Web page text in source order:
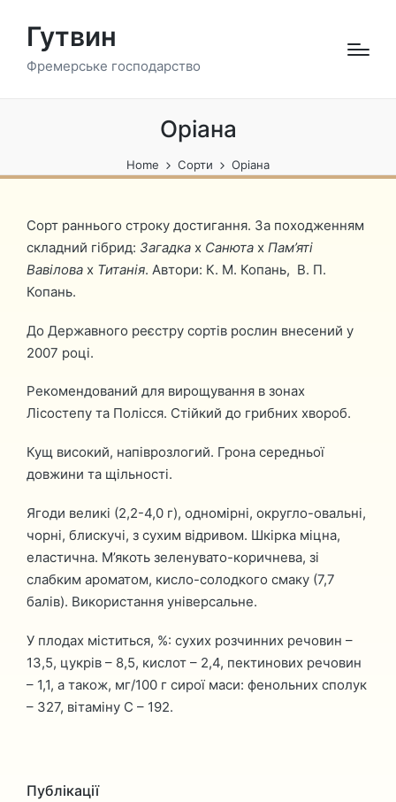
Гутвин
Фремерське господарство
Оріана
Home Сорти Оріана
Сорт раннього строку достигання. За походженням
складний гібрид: Загадка х Санюта х Пам’яті
Вавілова х Титанія. Автори: К. М. Копань, В. П.
Копань.
До Державного реєстру сортів рослин внесений у
2007 році.
Рекомендований для вирощування в зонах
Лісостепу та Полісся. Стійкий до грибних хвороб.
Кущ високий, напіврозлогий. Грона середньої
довжини та щільності.
Ягоди великі (2,2-4,0 г), одномірні, округло-овальні,
чорні, блискучі, з сухим відривом. Шкірка міцна,
еластична. М’якоть зеленувато-коричнева, зі
слабким ароматом, кисло-солодкого смаку (7,7
балів). Використання універсальне.
У плодах міститься, %: сухих розчинних речовин –
13,5, цукрів – 8,5, кислот – 2,4, пектинових речовин
– 1,1, а також, мг/100 г сирої маси: фенольних сполук
– 327, вітаміну С – 192.
Публікації